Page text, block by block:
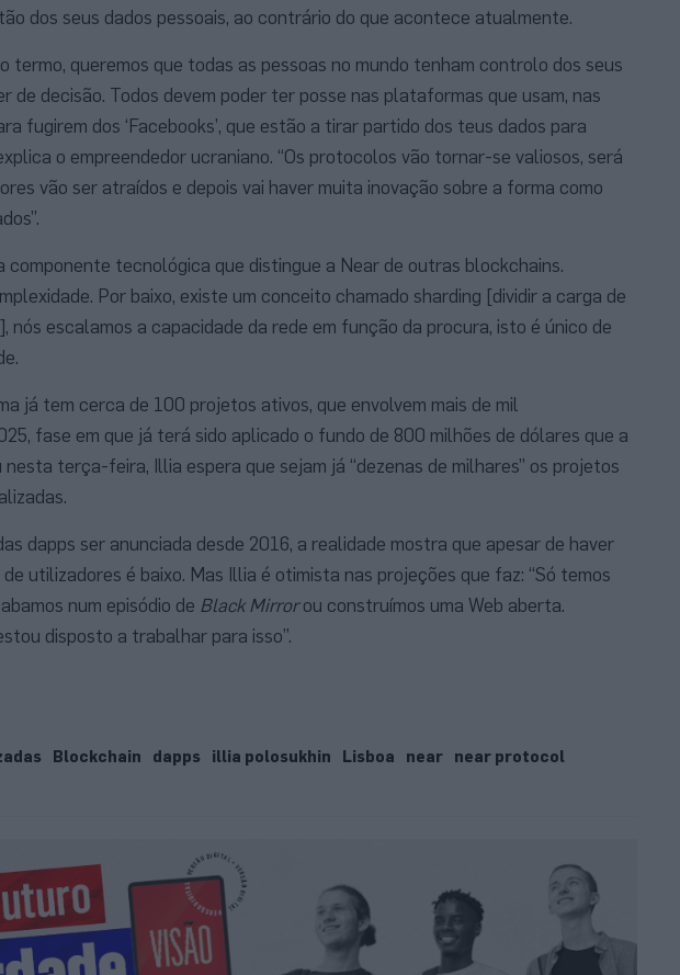
dos seus dados pessoais, ao contrário do que acontece atualmente.
termo, queremos que todas as pessoas no mundo tenham controlo dos seus
de decisão. Todos devem poder ter posse nas plataformas que usam, nas
fugirem dos ‘Facebooks’, que estão a tirar partido dos teus dados para
o empreendedor ucraniano. “Os protocolos vão tornar-se valiosos, será
vão ser atraídos e depois vai haver muita inovação sobre a forma como
componente tecnológica que distingue a Near de outras blockchains.
Por baixo, existe um conceito chamado sharding [dividir a carga de
nós escalamos a capacidade da rede em função da procura, isto é único de
já tem cerca de 100 projetos ativos, que envolvem mais de mil
fase em que já terá sido aplicado o fundo de 800 milhões de dólares que a
terça-feira, Illia espera que sejam já “dezenas de milhares” os projetos
dapps ser anunciada desde 2016, a realidade mostra que apesar de haver
utilizadores é baixo. Mas Illia é otimista nas projeções que faz: “Só temos
num episódio de Black Mirrorou construímos uma Web aberta.
disposto a trabalhar para isso”.
Blockchain dapps illia polosukhin Lisboa near
near protocol